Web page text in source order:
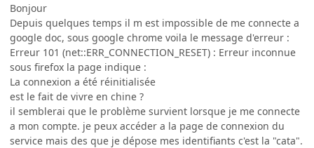
Bonjour
Depuis quelques temps il m est impossible de me connecte a
google doc, sous google chrome voila le message d'erreur :
Erreur 101 (net::ERR_CONNECTION_RESET) : Erreur inconnue
sous firefox la page indique :
La connexion a été réinitialisée
est le fait de vivre en chine ?
il semblerai que le problème survient lorsque je me connecte
a mon compte. je peux accéder a la page de connexion du
service mais des que je dépose mes identifiants c'est la "cata".